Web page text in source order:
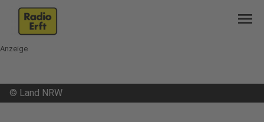
menu
Anzeige
© Land NRW